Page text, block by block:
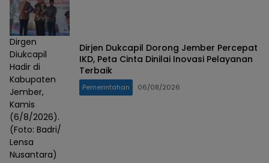
Dirgen
Diukcapil
Hadir di
Kabupaten
Jember,
Kamis
(6/8/2026).
(Foto: Badri/
Lensa
Nusantara)
Dirjen Dukcapil Dorong Jember Percepat
IKD, Peta Cinta Dinilai Inovasi Pelayanan
Terbaik
Pemerintahan 06/08/2026